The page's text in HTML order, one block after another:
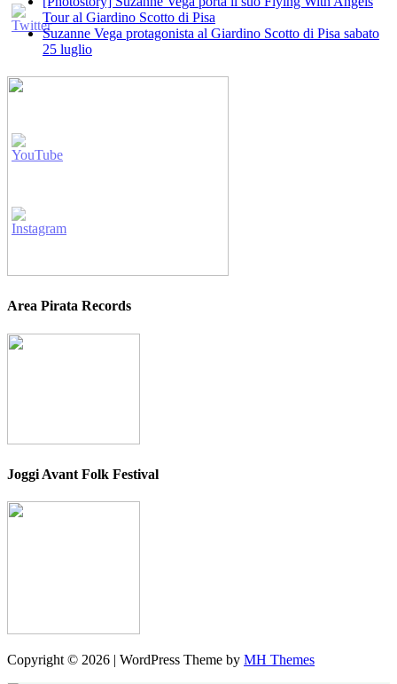
Tour al Giardino Scotto di Pisa
Suzanne Vega protagonista al Giardino Scotto di Pisa sabato
25 luglio
Area Pirata Records
Joggi Avant Folk Festival
Copyright © 2026 | WordPress Theme by MH Themes